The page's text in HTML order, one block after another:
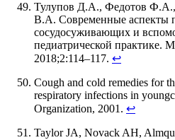
Тулупов Д.А., Федотов
В.А. Современные аспекты
сосудосуживающих и
педиатрической практике.
2018;2:114–117. ↩
Cough and cold remedies for
respiratory infections in
Organization, 2001. ↩
Taylor JA, Novack AH,